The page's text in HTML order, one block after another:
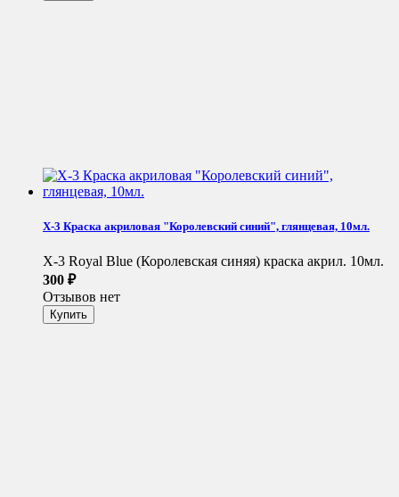
X-3 Краска акриловая "Королевский синий", глянцевая, 10мл.
X-3 Royal Blue (Королевская синяя) краска акрил. 10мл.
300 ₽
Отзывов нет